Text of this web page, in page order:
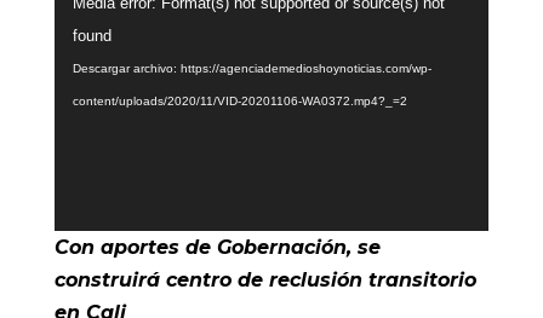
de
vídeo
found
Descargar archivo: https://agenciademedioshoynoticias.com/wp-
content/uploads/2020/11/VID-20201106-WA0372.mp4?_=2
Con aportes de Gobernación, se
construirá centro de reclusión transitorio
en Cali